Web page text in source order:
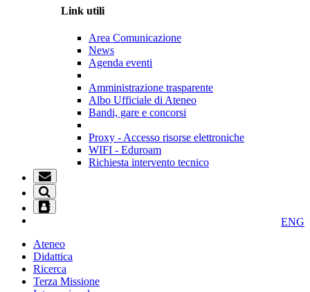
Link utili
Area Comunicazione
News
Agenda eventi
Amministrazione trasparente
Albo Ufficiale di Ateneo
Bandi, gare e concorsi
Proxy - Accesso risorse elettroniche
WIFI - Eduroam
Richiesta intervento tecnico
ENG
Ateneo
Didattica
Ricerca
Terza Missione